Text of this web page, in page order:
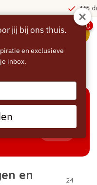
0
bij mijn
en
24
jij bij ons thuis.
en exclusieve
inbox.